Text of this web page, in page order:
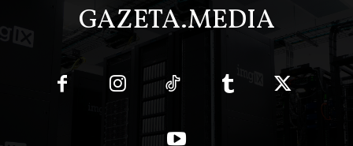
GAZETA.MEDIA